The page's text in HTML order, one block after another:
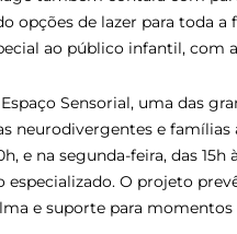
opções de lazer para toda
ao público infantil, com
Sensorial, uma das
neurodivergentes e famílias
e na segunda-feira, das
O projeto
e suporte para momentos